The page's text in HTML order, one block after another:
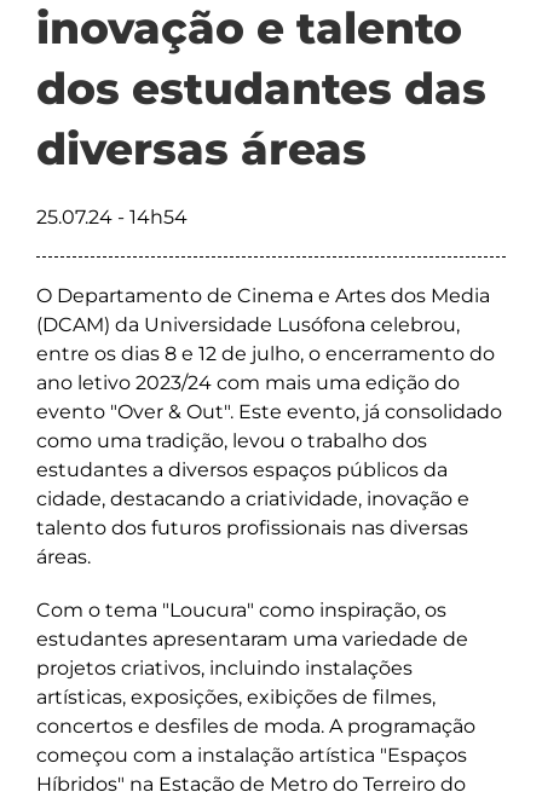
inovação e talento
dos estudantes das
diversas áreas
25.07.24 - 14h54
O Departamento de Cinema e Artes dos Media
(DCAM) da Universidade Lusófona celebrou,
entre os dias 8 e 12 de julho, o encerramento do
ano letivo 2023/24 com mais uma edição do
evento "Over & Out". Este evento, já consolidado
como uma tradição, levou o trabalho dos
estudantes a diversos espaços públicos da
cidade, destacando a criatividade, inovação e
talento dos futuros profissionais nas diversas
áreas.
Com o tema "Loucura" como inspiração, os
estudantes apresentaram uma variedade de
projetos criativos, incluindo instalações
artísticas, exposições, exibições de filmes,
concertos e desfiles de moda. A programação
começou com a instalação artística "Espaços
Híbridos" na Estação de Metro do Terreiro do